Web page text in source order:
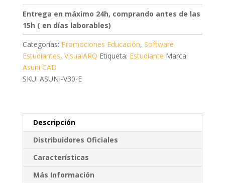
Estudiante
/
Profesor
cantidad
Entrega en máximo 24h, comprando antes de las
15h ( en días laborables)
Categorías: Promociones Educación, Software
Estudiantes, VisualARQ Etiqueta: Estudiante Marca:
Asuni CAD
SKU: ASUNI-V30-E
Descripción
Distribuidores Oficiales
Características
Más Información